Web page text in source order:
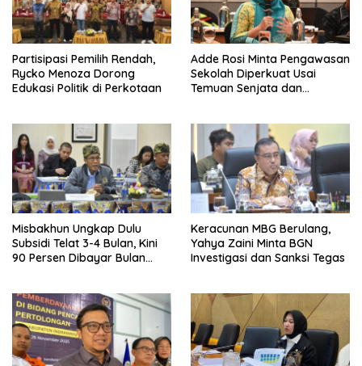
Partisipasi Pemilih Rendah,
Rycko Menoza Dorong
Edukasi Politik di Perkotaan
Adde Rosi Minta Pengawasan
Sekolah Diperkuat Usai
Temuan Senjata dan
Misbakhun Ungkap Dulu
Subsidi Telat 3-4 Bulan, Kini
90 Persen Dibayar Bulan
Keracunan MBG Berulang,
Yahya Zaini Minta BGN
Investigasi dan Sanksi Tegas